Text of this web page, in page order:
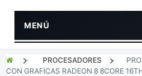
MENÚ
> PROCESADORES >
CON GRAFICAS RADEON 8 8CORE